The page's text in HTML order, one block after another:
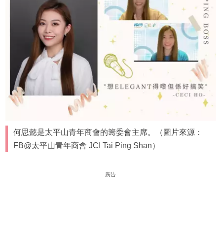
何思懿是太平山青年商會的籌委會主席。（圖片來源：
FB@太平山青年商會 JCI Tai Ping Shan）
廣告